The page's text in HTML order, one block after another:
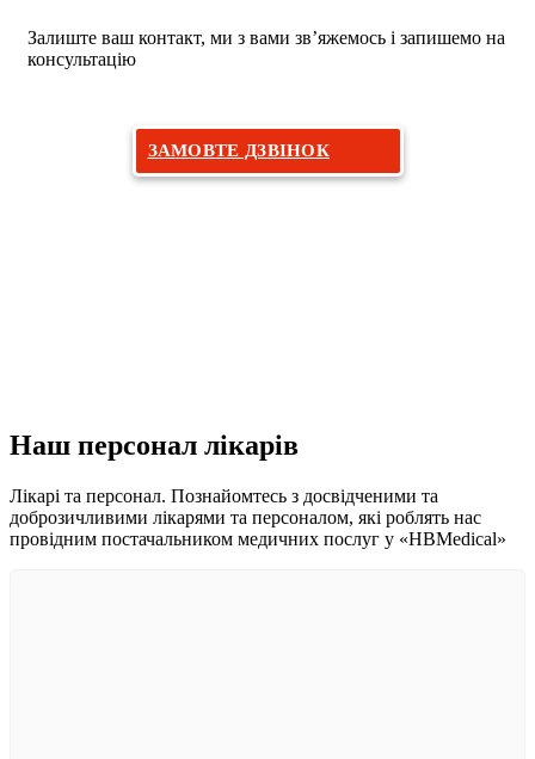
Залиште ваш контакт, ми з вами зв’яжемось і запишемо на
консультацію
ЗАМОВТЕ ДЗВІНОК
Наш персонал лікарів
Лікарі та персонал. Познайомтесь з досвідченими та
доброзичливими лікарями та персоналом, які роблять нас
провідним постачальником медичних послуг у «HBMedical»